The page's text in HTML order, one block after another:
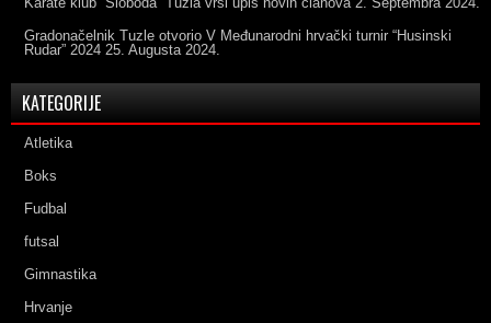
Gradonačelnik Tuzle otvorio V Međunarodni hrvački turnir “Husinski
Rudar” 2024 25. Augusta 2024.
KATEGORIJE
Atletika
Boks
Fudbal
futsal
Gimnastika
Hrvanje